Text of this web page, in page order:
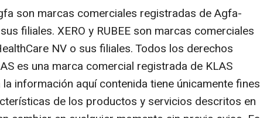
son marcas comerciales registradas de Agfa-
filiales. XERO y RUBEE son marcas comerciales
NV o sus filiales. Todos los derechos
es una marca comercial registrada de KLAS
la información aquí contenida tiene únicamente fines
de los productos y servicios descritos en